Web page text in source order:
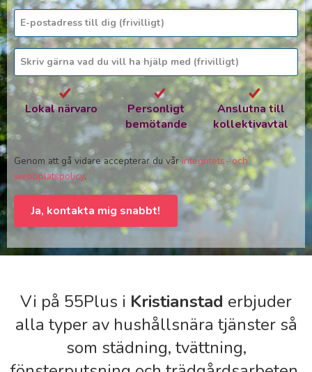
Lokal närvaro
Personligt
bemötande
Anslutna till
kollektivavtal
Genom att gå vidare accepterar du vårintegritets- och
webbplatspolicy.
Ja, kontakta mig snabbt!
Vi på 55Plus i Kristianstad erbjuder
alla typer av hushållsnära tjänster så
som städning, tvättning,